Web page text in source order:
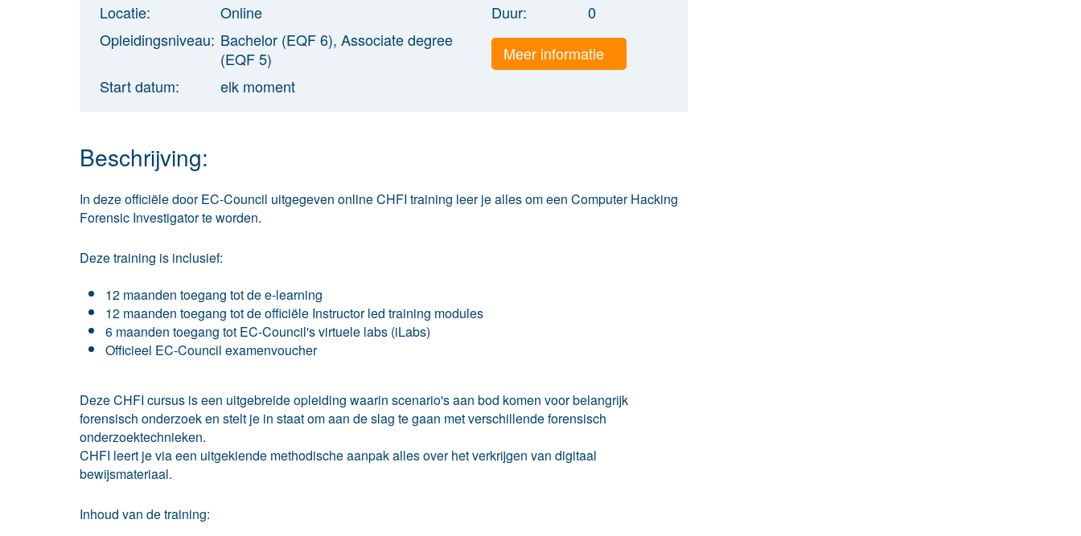
Locatie:
Online
Opleidingsniveau: Bachelor (EQF 6), Associate degree
(EQF 5)
Start datum:
elk moment
Duur:
0
Meer informatie
Beschrijving:
In deze officiële door EC-Council uitgegeven online CHFI training leer jealles om een Computer Hacking
Forensic Investigator te worden.
Deze training is inclusief:
12 maanden toegang tot de e-learning
12 maanden toegang tot de officiële Instructor led training modules
6 maanden toegang tot EC-Council's virtuele labs (iLabs)
Officieel EC-Council examenvoucher
Deze CHFI cursus is een uitgebreide opleiding waarin scenario's aan bod komen voor belangrijk
forensisch onderzoek en stelt je in staat om aan de slag te gaan met verschillende forensisch
onderzoektechnieken.
CHFI leert je via een uitgekiende methodische aanpak alles over het verkrijgen van digitaal
bewijsmateriaal.
Inhoud van de training: